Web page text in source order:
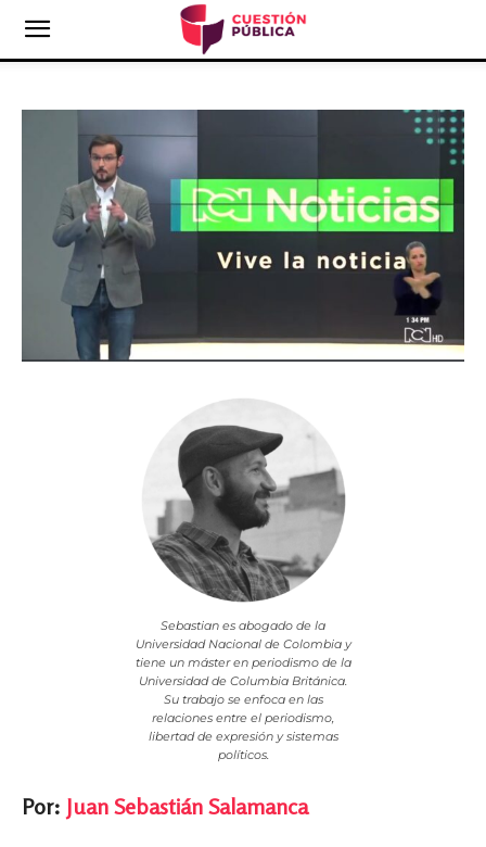
Sebastian es abogado de la
Universidad Nacional de Colombia y
tiene un máster en periodismo de la
Universidad de Columbia Británica.
Su trabajo se enfoca en las
relaciones entre el periodismo,
libertad de expresión y sistemas
políticos.
Por: Juan Sebastián Salamanca